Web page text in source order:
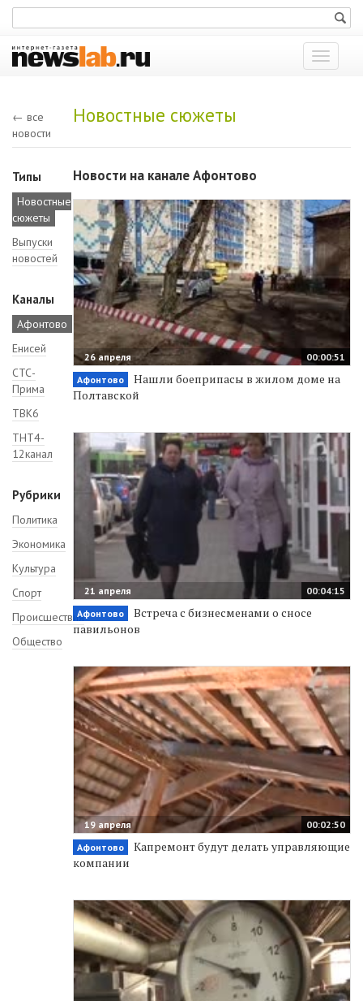
Показать
меню
← все
новости
Новостные сюжеты
Типы
Новостные
сюжеты
Выпуски
новостей
Каналы
Афонтово
Енисей
СТС-
Прима
ТВК6
ТНТ4-
12канал
Рубрики
Политика
Экономика
Культура
Спорт
Происшествия
Общество
Новости на канале Афонтово
00:00:51
26 апреля
Афонтово
Нашли боеприпасы в жилом доме на
Полтавской
00:04:15
21 апреля
Афонтово
Встреча с бизнесменами о сносе
павильонов
00:02:50
19 апреля
Афонтово
Капремонт будут делать управляющие
компании